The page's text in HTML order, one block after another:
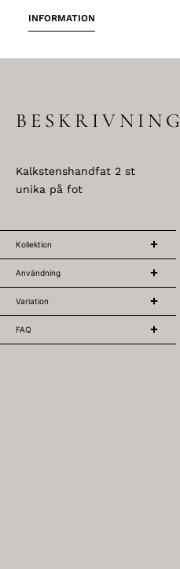
INFORMATION
BESKRIVNING
Kalkstenshandfat 2 st
unika på fot
Kollektion
Användning
Variation
FAQ